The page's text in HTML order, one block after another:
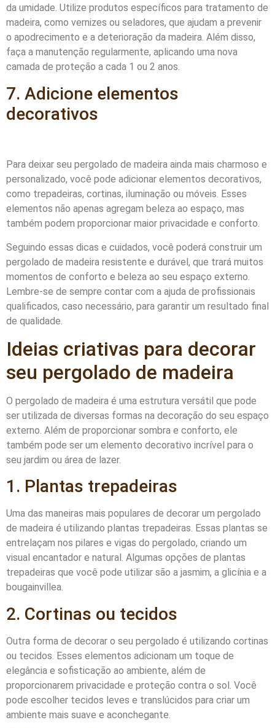
da umidade. Utilize produtos específicos para tratamento de
madeira, como vernizes ou seladores, que ajudam a prevenir
o apodrecimento e a deterioração da madeira. Além disso,
faça a manutenção regularmente, aplicando uma nova
camada de proteção a cada 1 ou 2 anos.
7. Adicione elementos
decorativos
Para deixar seu pergolado de madeira ainda mais charmoso e
personalizado, você pode adicionar elementos decorativos,
como trepadeiras, cortinas, iluminação ou móveis. Esses
elementos não apenas agregam beleza ao espaço, mas
também podem proporcionar maior privacidade e conforto.
Seguindo essas dicas e cuidados, você poderá construir um
pergolado de madeira resistente e durável, que trará muitos
momentos de conforto e beleza ao seu espaço externo.
Lembre-se de sempre contar com a ajuda de profissionais
qualificados, caso necessário, para garantir um resultado final
de qualidade.
Ideias criativas para decorar
seu pergolado de madeira
O pergolado de madeira é uma estrutura versátil que pode
ser utilizada de diversas formas na decoração do seu espaço
externo. Além de proporcionar sombra e conforto, ele
também pode ser um elemento decorativo incrível para o
seu jardim ou área de lazer.
1. Plantas trepadeiras
Uma das maneiras mais populares de decorar um pergolado
de madeira é utilizando plantas trepadeiras. Essas plantas se
entrelaçam nos pilares e vigas do pergolado, criando um
visual encantador e natural. Algumas opções de plantas
trepadeiras que você pode utilizar são a jasmim, a glicínia e a
bougainvillea.
2. Cortinas ou tecidos
Outra forma de decorar o seu pergolado é utilizando cortinas
ou tecidos. Esses elementos adicionam um toque de
elegância e sofisticação ao ambiente, além de
proporcionarem privacidade e proteção contra o sol. Você
pode escolher tecidos leves e translúcidos para criar um
ambiente mais suave e aconchegante.